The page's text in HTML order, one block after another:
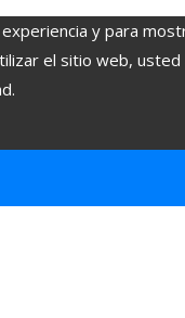
y para
el sitio web,